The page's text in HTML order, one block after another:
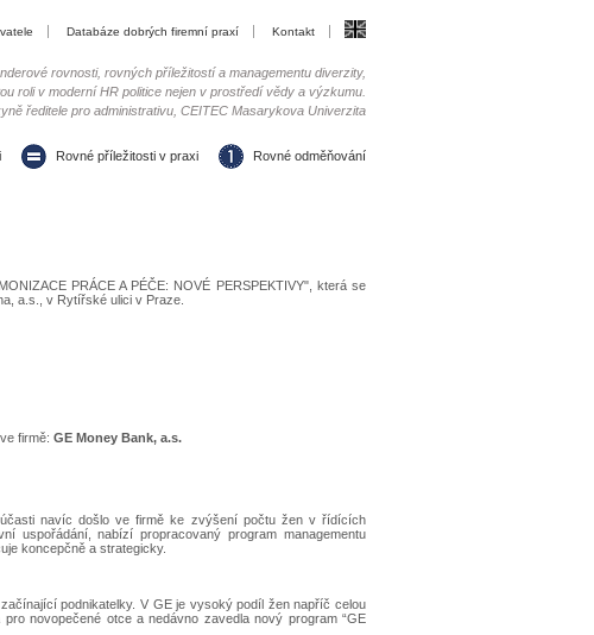
Databáze dobrých firemní praxí Kontakt
rovnosti, rovných příležitostí a managementu diverzity,
roli v moderní HR politice nejen v prostředí vědy a výzkumu.
ředitele pro administrativu, CEITEC Masarykova Univerzita
Rovné příležitosti v praxi Rovné odměňování
PRÁCE A PÉČE: NOVÉ PERSPEKTIVY", která se
a.s., v Rytířské ulici v Praze.
firmě: GE Money Bank, a.s.
účasti navíc došlo ve firmě ke zvýšení počtu žen v řídících
uspořádání, nabízí propracovaný program managementu
koncepčně a strategicky.
podnikatelky. V GE je vysoký podíl žen napříč celou
novopečené otce a nedávno zavedla nový program “GE